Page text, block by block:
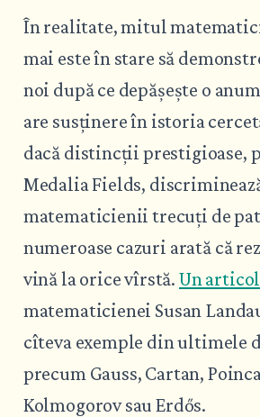
În realitate, mitul
mai este în stare să
noi după ce depășește o
are susținere în istoria
dacă distincții prestigioase,
Medalia Fields,
matematicienii trecuți de
numeroase cazuri arată că
vină la orice vîrstă. Un articol
matematicienei Susan
cîteva exemple din ultimele
precum Gauss, Cartan,
Kolmogorov sau Erdős.